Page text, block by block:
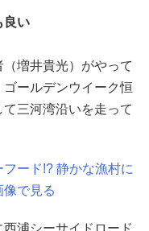
良い
増井貴光）がやって
ールデンウイーク恒
三河湾沿いを走って
フード!? 静かな漁村に
で見る
浦シーサイドロード